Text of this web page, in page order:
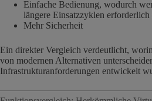
Einfache Bedienung, wodurch
längere Einsatzzyklen erforderlich
Mehr Sicherheit
Ein direkter Vergleich verdeutlicht,
von modernen Alternativen
Infrastrukturanforderungen entwickelt